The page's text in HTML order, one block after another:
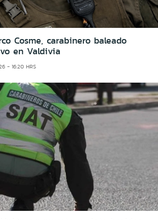
Cosme, carabinero baleado
en Valdivia
- 16:20 HRS